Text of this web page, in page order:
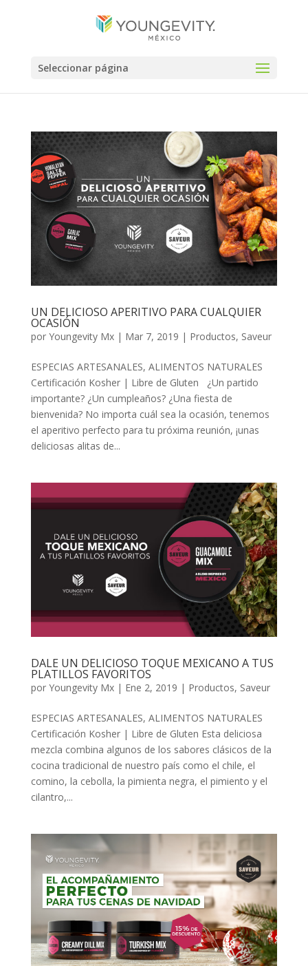
Seleccionar página
UN DELICIOSO APERITIVO PARA CUALQUIER
OCASIÓN
por Youngevity Mx| Mar 7, 2019 | Productos, Saveur
ESPECIAS ARTESANALES, ALIMENTOS NATURALES
Certificación Kosher | Libre de Gluten ¿Un partido
importante? ¿Un cumpleaños? ¿Una fiesta de
bienvenida? No importa cuál sea la ocasión, tenemos
el aperitivo perfecto para tu próxima reunión, ¡unas
deliciosas alitas de...
DALE UN DELICIOSO TOQUE MEXICANO A TUS
PLATILLOS FAVORITOS
por Youngevity Mx| Ene 2, 2019 | Productos, Saveur
ESPECIAS ARTESANALES, ALIMENTOS NATURALES
Certificación Kosher | Libre de Gluten Esta deliciosa
mezcla combina algunos de los sabores clásicos de la
cocina tradicional de nuestro país como el chile, el
comino, la cebolla, la pimienta negra, el pimiento y el
cilantro,...